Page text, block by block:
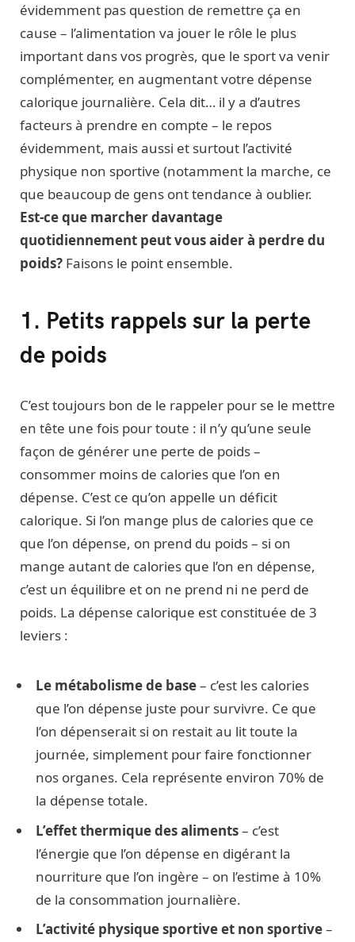
évidemment pas question de remettre ça en
cause – l’alimentation va jouer le rôle le plus
important dans vos progrès, que le sport va venir
complémenter, en augmentant votre dépense
calorique journalière. Cela dit… il y a d’autres
facteurs à prendre en compte – le repos
évidemment, mais aussi et surtout l’activité
physique non sportive (notamment la marche, ce
que beaucoup de gens ont tendance à oublier.
Est-ce que marcher davantage
quotidiennement peut vous aider à perdre du
poids? Faisons le point ensemble.
1. Petits rappels sur la perte
de poids
C’est toujours bon de le rappeler pour se le mettre
en tête une fois pour toute : il n’y qu’une seule
façon de générer une perte de poids –
consommer moins de calories que l’on en
dépense. C’est ce qu’on appelle un déficit
calorique. Si l’on mange plus de calories que ce
que l’on dépense, on prend du poids – si on
mange autant de calories que l’on en dépense,
c’est un équilibre et on ne prend ni ne perd de
poids. La dépense calorique est constituée de 3
leviers :
Le métabolisme de base– c’est les calories
que l’on dépense juste pour survivre. Ce que
l’on dépenserait si on restait au lit toute la
journée, simplement pour faire fonctionner
nos organes. Cela représente environ 70% de
la dépense totale.
L’effet thermique des aliments– c’est
l’énergie que l’on dépense en digérant la
nourriture que l’on ingère – on l’estime à 10%
de la consommation journalière.
L’activité physique sportive et non sportive–